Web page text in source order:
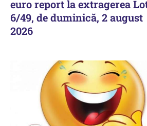
euro report la extragerea
6/49, de duminică, 2 august
2026